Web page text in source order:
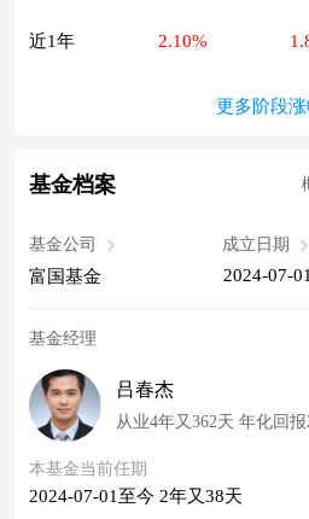
近1年 2.10%
更多阶段涨
基金档案
基金公司
富国基金
成立日期
2024-07-
基金经理
吕春杰
从业4年又362天 年化回报
本基金当前任期
2024-07-01至今 2年又38天